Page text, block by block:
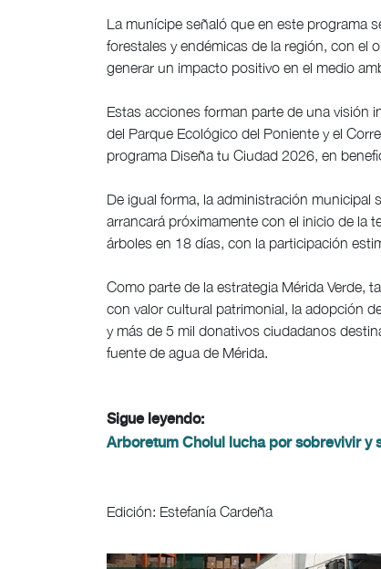
La munícipe señaló que en este programa
forestales y endémicas de la región, con el
generar un impacto positivo en el medio
Estas acciones forman parte de una visión
del Parque Ecológico del Poniente y el
programa Diseña tu Ciudad 2026, en
De igual forma, la administración municipal
arrancará próximamente con el inicio de la
árboles en 18 días, con la participación
Como parte de la estrategia Mérida Verde,
con valor cultural patrimonial, la adopción
y más de 5 mil donativos ciudadanos
fuente de agua de Mérida.
Sigue leyendo:
Arboretum Cholul lucha por sobrevivir y
Edición: Estefanía Cardeña